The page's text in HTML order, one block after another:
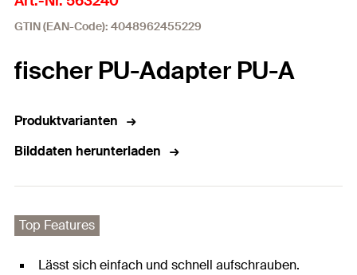
GTIN (EAN-Code): 4048962455229
fischer PU-Adapter PU-A
Produktvarianten
Bilddaten herunterladen
Top Features
Lässt sich einfach und schnell aufschrauben.